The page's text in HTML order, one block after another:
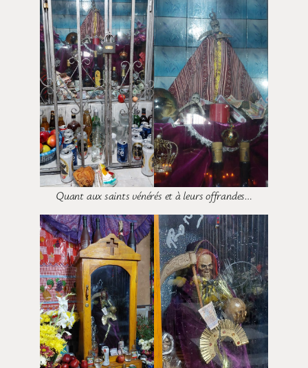
Quant aux saints vénérés et à leurs offrandes…